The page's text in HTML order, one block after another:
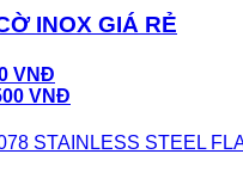
INOX GIÁ RẺ
VNĐ
VNĐ
STAINLESS STEEL